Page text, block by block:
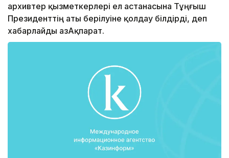
архивтер қызметкерлері ел астанасына Тұңғыш
Президенттің аты берілуіне қолдау білдірді, деп
хабарлайды ҚазАқпарат.